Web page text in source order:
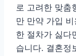
로 고려한 맞춤
만 만약 가입
한 절차가 싫다
습니다. 결혼정